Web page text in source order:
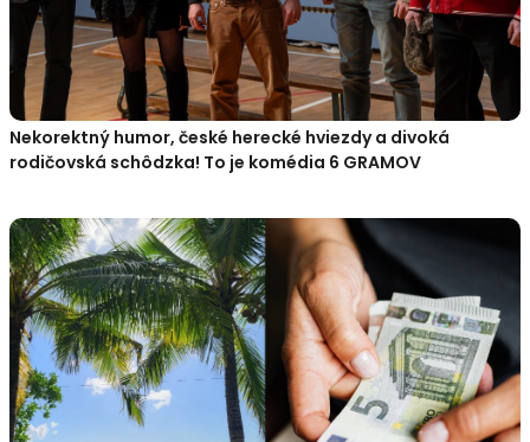
Nekorektný humor, české herecké hviezdy a divoká
rodičovská schôdzka! To je komédia 6 GRAMOV